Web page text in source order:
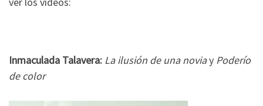
Inmaculada Talavera: La ilusión de una noviay Poderío
de color